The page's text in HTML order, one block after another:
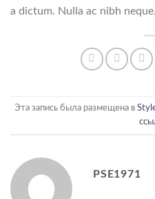
a dictum. Nulla ac nibh
Эта запись была размещена в
PSE1971